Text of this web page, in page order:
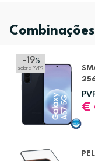
-19%
sobre PVPR
€